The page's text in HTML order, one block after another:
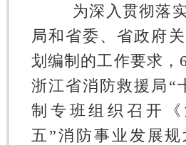
为深入贯彻落实
局和省委、省政府
划编制的工作要求，
浙江省消防救援局“
制专班组织召开
五”消防事业发展